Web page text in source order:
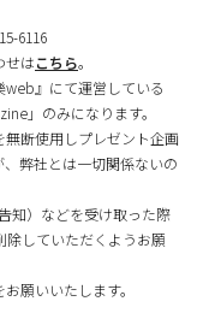
6116
せはこちら。
』にて運営している
」のみになります。
断使用しプレゼント企画
弊社とは一切関係ないの
知）などを受け取った際
除していただくようお願
願いいたします。